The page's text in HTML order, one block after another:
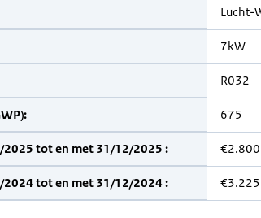
Lucht-
7kW
R032
675
tot en met 31/12/2025 : €2.800
tot en met 31/12/2024 : €3.225